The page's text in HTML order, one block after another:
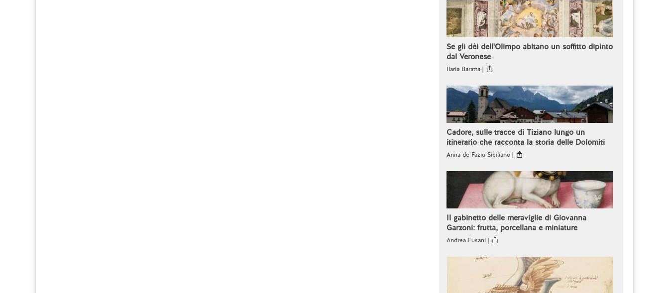
Se gli dèi dell'Olimpo abitano un soffitto dipinto
dal Veronese
Ilaria Baratta |
Cadore, sulle tracce di Tiziano lungo un
itinerario che racconta la storia delle Dolomiti
Anna de Fazio Siciliano |
Il gabinetto delle meraviglie di Giovanna
Garzoni: frutta, porcellana e miniature
Andrea Fusani |